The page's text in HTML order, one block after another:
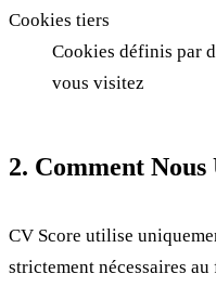
Cookies tiers
Cookies définis par
vous visitez
2. Comment
CV Score utilise
strictement nécessaires